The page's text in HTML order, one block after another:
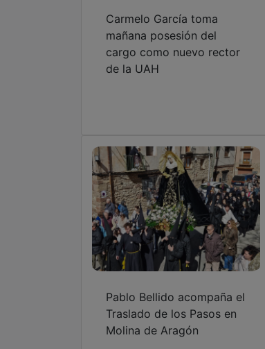
Carmelo García toma
mañana posesión del
cargo como nuevo rector
de la UAH
Pablo Bellido acompaña el
Traslado de los Pasos en
Molina de Aragón